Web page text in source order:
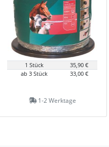
1 Stück
35,90 €
ab 3 Stück
33,00 €
1-2 Werktage